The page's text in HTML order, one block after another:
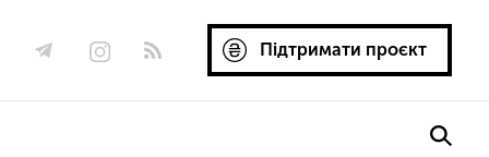
Підтримати проєкт